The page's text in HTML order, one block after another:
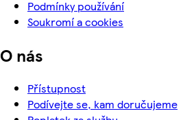
Podmínky používání
Soukromí a cookies
O nás
Přístupnost
Podívejte se, kam doručujeme